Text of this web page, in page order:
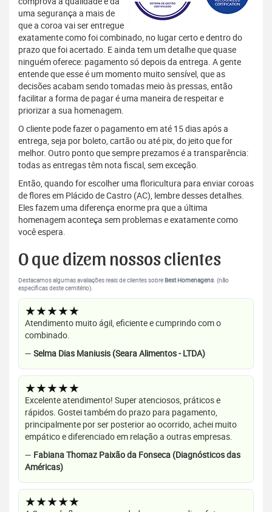
uma segurança a mais de
que a coroa vai ser entregue
exatamente como foi combinado, no lugar certo e dentro do
prazo que foi acertado. E ainda tem um detalhe que quase
ninguém oferece: pagamento só depois da entrega. A gente
entende que esse é um momento muito sensível, que as
decisões acabam sendo tomadas meio às pressas, então
facilitar a forma de pagar é uma maneira de respeitar e
priorizar a sua homenagem.
O cliente pode fazer o pagamento em até 15 dias após a
entrega, seja por boleto, cartão ou até pix, do jeito que for
melhor. Outro ponto que sempre prezamos é a transparência:
todas as entregas têm nota fiscal, sem exceção.
Então, quando for escolher uma floricultura para enviar coroas
de flores em Plácido de Castro (AC), lembre desses detalhes.
Eles fazem uma diferença enorme pra que a última
homenagem aconteça sem problemas e exatamente como
você espera.
O que dizem nossos clientes
Destacamos algumas avaliações reais de clientes sobre Best Homenagens. (não
específicas deste cemitério).
★★★★★
Atendimento muito ágil, eficiente e cumprindo com o
combinado.
— Selma Dias Maniusis (Seara Alimentos - LTDA)
★★★★★
Excelente atendimento! Super atenciosos, práticos e
rápidos. Gostei também do prazo para pagamento,
principalmente por ser posterior ao ocorrido, achei muito
empático e diferenciado em relação a outras empresas.
— Fabiana Thomaz Paixão da Fonseca (Diagnósticos das
Américas)
★★★★★